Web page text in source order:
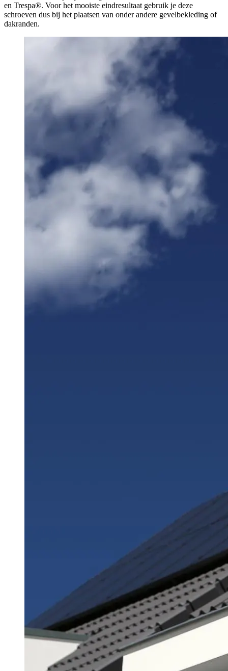
en Trespa®️. Voor het mooiste eindresultaat gebruik je deze
schroeven dus bij het plaatsen van onder andere gevelbekleding of
dakranden.